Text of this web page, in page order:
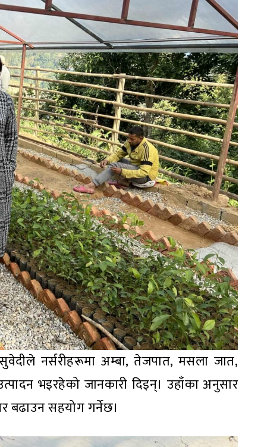
नर्सरीहरूमा अम्बा, तेजपात, मसला जात,
भइरहेको जानकारी दिइन्। उहाँका अनुसार
बढाउन सहयोग गर्नेछ।